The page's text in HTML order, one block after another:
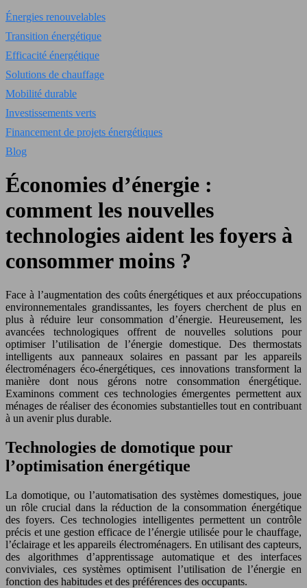
Énergies renouvelables
Transition énergétique
Efficacité énergétique
Solutions de chauffage
Mobilité durable
Investissements verts
Financement de projets énergétiques
Blog
Économies d’énergie :
comment les nouvelles
technologies aident les foyers à
consommer moins ?
Face à l’augmentation des coûts énergétiques et aux préoccupations
environnementales grandissantes, les foyers cherchent de plus en
plus à réduire leur consommation d’énergie. Heureusement, les
avancées technologiques offrent de nouvelles solutions pour
optimiser l’utilisation de l’énergie domestique. Des thermostats
intelligents aux panneaux solaires en passant par les appareils
électroménagers éco-énergétiques, ces innovations transforment la
manière dont nous gérons notre consommation énergétique.
Examinons comment ces technologies émergentes permettent aux
ménages de réaliser des économies substantielles tout en contribuant
à un avenir plus durable.
Technologies de domotique pour
l’optimisation énergétique
La domotique, ou l’automatisation des systèmes domestiques, joue
un rôle crucial dans la réduction de la consommation énergétique
des foyers. Ces technologies intelligentes permettent un contrôle
précis et une gestion efficace de l’énergie utilisée pour le chauffage,
l’éclairage et les appareils électroménagers. En utilisant des capteurs,
des algorithmes d’apprentissage automatique et des interfaces
conviviales, ces systèmes optimisent l’utilisation de l’énergie en
fonction des habitudes et des préférences des occupants.